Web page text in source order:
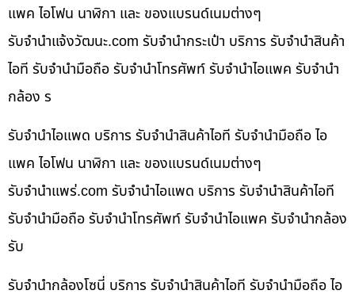
แพค ไอโฟน นาฬิกา และ ของแบรนด์เนมต่างๆ
รับจํานําแจ้งวัฒนะ.com รับจำนำกระเป๋า บริการ รับจำนำสินค้า
ไอที รับจำนำมือถือ รับจำนำโทรศัพท์ รับจำนำไอแพค รับจำนำ
กล้อง ร
รับจำนำไอแพด บริการ รับจำนำสินค้าไอที รับจำนำมือถือ ไอ
แพค ไอโฟน นาฬิกา และ ของแบรนด์เนมต่างๆ
รับจํานําแพร่.com รับจำนำไอแพด บริการ รับจำนำสินค้าไอที
รับจำนำมือถือ รับจำนำโทรศัพท์ รับจำนำไอแพค รับจำนำกล้อง
รับ
รับจำนำกล้องโซนี่ บริการ รับจำนำสินค้าไอที รับจำนำมือถือ ไอ